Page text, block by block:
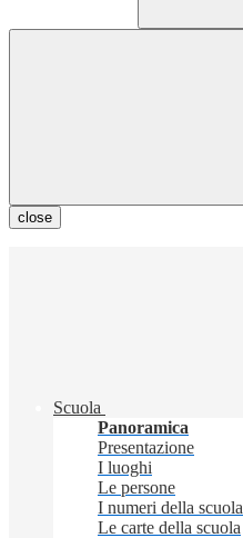
close
Scuola
Panoramica
Presentazione
I luoghi
Le persone
I numeri della scuola
Le carte della scuola